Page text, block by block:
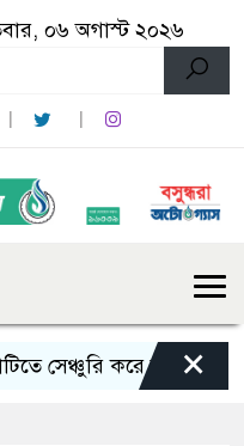
০৬ অগাস্ট ২০২৬
করে যা বললেন মিরাজ
×